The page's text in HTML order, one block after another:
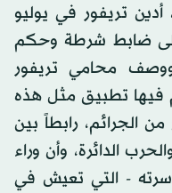
أدين تريفور في يوليو
على ضابط شرطة وحكم
محامي تريفور
فيها تطبيق مثل هذه
الجرائم، رابطاً بين
الدائرة، وأن وراء
- التي تعيش في